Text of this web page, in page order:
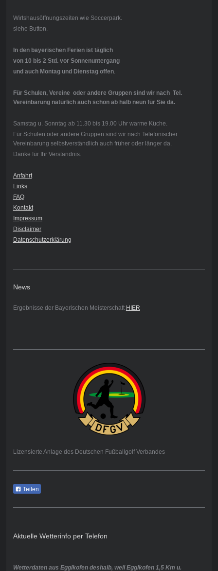
Wirtshausöffnungszeiten wie Soccerpark.
siehe Button.
In den bayerischen Ferien ist täglich
von 10 bis 2 Std. vor Sonnenuntergang
und auch Montag und Dienstag offen.
Für Schulen, Vereine oder andere Gruppen sind wir nach Tel.
Vereinbarung natürlich auch schon ab halb neun für Sie da.
Samstag u. Sonntag ab 11.30 bis 19.00 Uhr warme Küche.
Für Schulen oder andere Gruppen sind wir nach Telefonischer
Vereinbarung selbstverständlich auch früher oder länger da.
Danke für Ihr Verständnis.
Anfahrt
Links
FAQ
Kontakt
Impressum
Disclaimer
Datenschutzerklärung
News
Ergebnisse der Bayerischen Meisterschaft HIER
Lizensierte Anlage des Deutschen Fußballgolf Verbandes
Teilen
Aktuelle Wetterinfo per Telefon
Wetterdaten aus Egglkofen deshalb, weil Egglkofen 1,5 Km u.